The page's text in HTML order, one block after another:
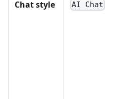
Chat style AI Chat